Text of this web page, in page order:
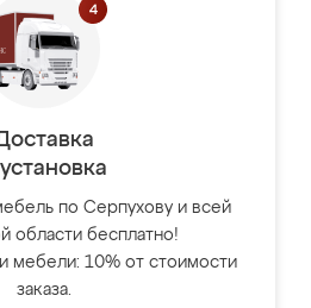
по Серпухову и всей
области бесплатно!
мебели: 10% от стоимости
заказа.